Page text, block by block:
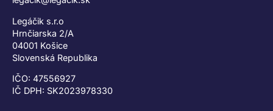
Legáčik s.r.o
Hrnčiarska 2/A
04001 Košice
Slovenská Republika
IČO: 47556927
IČ DPH: SK2023978330